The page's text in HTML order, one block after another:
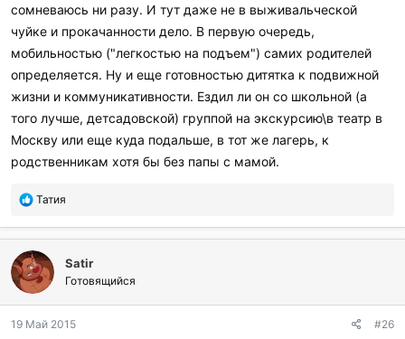
сомневаюсь ни разу. И тут даже не в выживальческой
чуйке и прокачанности дело. В первую очередь,
мобильностью ("легкостью на подъем") самих родителей
определяется. Ну и еще готовностью дитятка к подвижной
жизни и коммуникативности. Ездил ли он со школьной (а
того лучше, детсадовской) группой на экскурсию\в театр в
Москву или еще куда подальше, в тот же лагерь, к
родственникам хотя бы без папы с мамой.
П
б
а
г
о
а
Татия
Satir
Готовящийся
19 Май 2015 #26